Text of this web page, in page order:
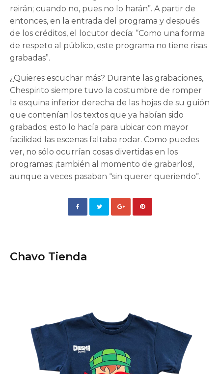
reirán; cuando no, pues no lo harán”. A partir de
entonces, en la entrada del programa y después
de los créditos, el locutor decía: “Como una forma
de respeto al público, este programa no tiene risas
grabadas”.
¿Quieres escuchar más? Durante las grabaciones,
Chespirito siempre tuvo la costumbre de romper
la esquina inferior derecha de las hojas de su guión
que contenían los textos que ya habían sido
grabados; esto lo hacía para ubicar con mayor
facilidad las escenas faltaba rodar. Como puedes
ver, no sólo ocurrían cosas divertidas en los
programas: ¡también al momento de grabarlos!,
aunque a veces pasaban “sin querer queriendo”.
Chavo Tienda